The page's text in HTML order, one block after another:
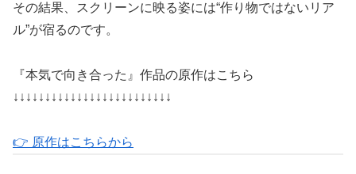
その結果、スクリーンに映る姿には“作り物ではないリア
ル”が宿るのです。
『本気で向き合った』作品の原作はこちら
↓↓↓↓↓↓↓↓↓↓↓↓↓↓↓↓↓↓↓↓↓↓↓↓↓
👉 原作はこちらから